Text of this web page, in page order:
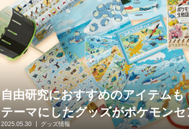
自由研究におすすめのアイテム
テーマにしたグッズがポケモン
2025.05.30 グッズ情報